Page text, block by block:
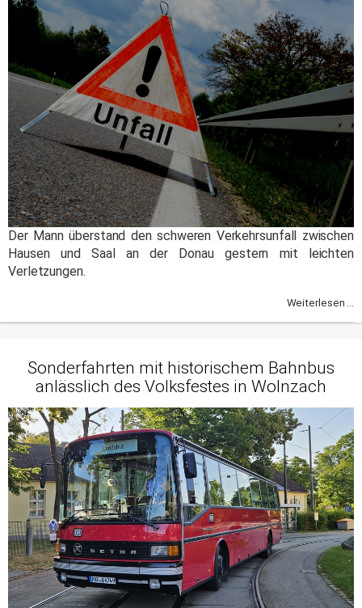
Der Mann überstand den schweren Verkehrsunfall zwischen
Hausen und Saal an der Donau gestern mit leichten
Verletzungen.
Weiterlesen ...
Sonderfahrten mit historischem Bahnbus
anlässlich des Volksfestes in Wolnzach